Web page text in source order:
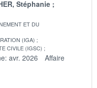
Stéphanie
ET DU
(IGA)
CIVILE (IGSC)
avr. 2026
Affaire